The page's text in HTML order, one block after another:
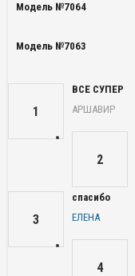
Модель №7064
Модель №7063
1
ВСЕ СУПЕР
АРШАВИР
2
3
спасибо
ЕЛЕНА
4